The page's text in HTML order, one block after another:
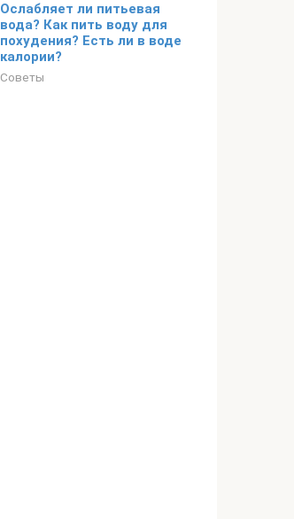
Ослабляет ли питьевая
вода? Как пить воду для
похудения? Есть ли в воде
калории?
Советы